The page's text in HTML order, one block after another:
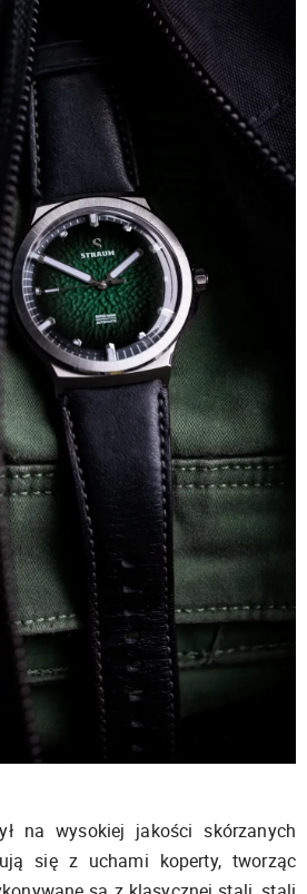
na wysokiej jakości skórzanych
się z uchami koperty, tworząc